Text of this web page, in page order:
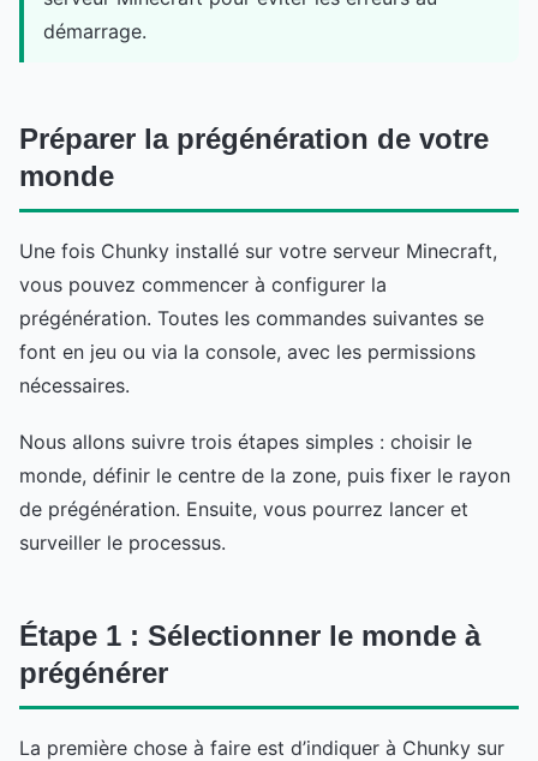
démarrage.
Préparer la prégénération de votre
monde
Une fois Chunky installé sur votre serveur Minecraft,
vous pouvez commencer à configurer la
prégénération. Toutes les commandes suivantes se
font en jeu ou via la console, avec les permissions
nécessaires.
Nous allons suivre trois étapes simples : choisir le
monde, définir le centre de la zone, puis fixer le rayon
de prégénération. Ensuite, vous pourrez lancer et
surveiller le processus.
Étape 1 : Sélectionner le monde à
prégénérer
La première chose à faire est d’indiquer à Chunky sur